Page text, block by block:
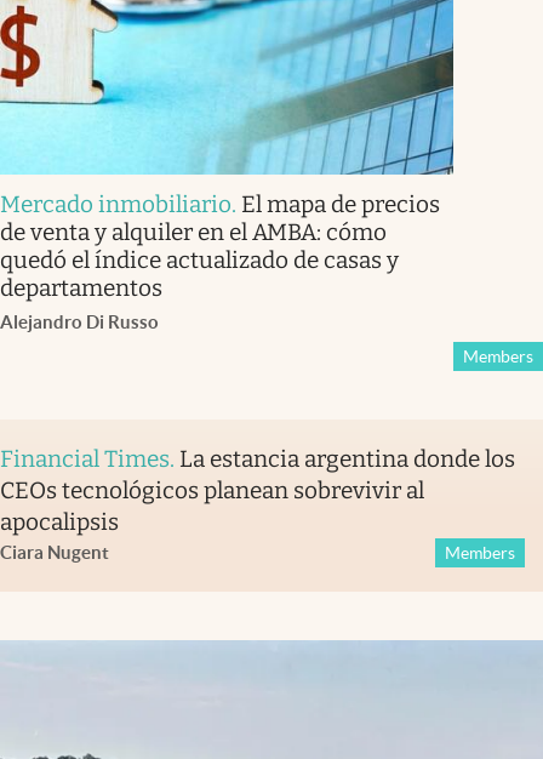
Mercado inmobiliario. El mapa de precios
de venta y alquiler en el AMBA: cómo
quedó el índice actualizado de casas y
departamentos
Alejandro Di Russo
Members
Financial Times. La estancia argentina donde los
CEOs tecnológicos planean sobrevivir al
apocalipsis
Ciara Nugent Members